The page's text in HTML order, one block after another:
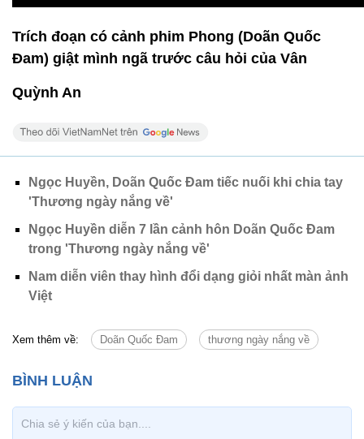
Trích đoạn có cảnh phim Phong (Doãn Quốc
Đam) giật mình ngã trước câu hỏi của Vân
Quỳnh An
Ngọc Huyền, Doãn Quốc Đam tiếc nuối khi chia tay
'Thương ngày nắng về'
Ngọc Huyền diễn 7 lần cảnh hôn Doãn Quốc Đam
trong 'Thương ngày nắng về'
Nam diễn viên thay hình đổi dạng giỏi nhất màn ảnh
Việt
Xem thêm về: Doãn Quốc Đam thương ngày nắng về